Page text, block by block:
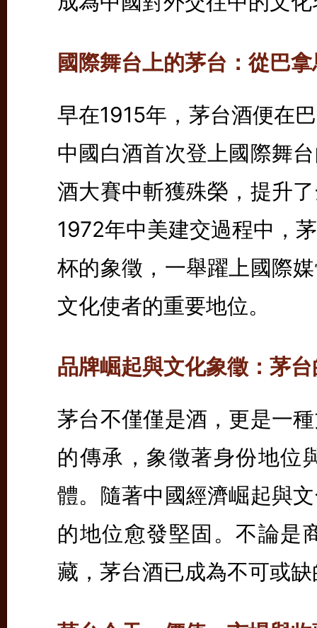
國際舞台上的茅台：從巴
早在1915年，茅台酒便在
中國白酒首次登上國際舞
酒大賽中斬獲殊榮，提升
1972年中美建交過程中，
杯的象徵，一舉躍上國際
文化使者的重要地位。
品牌崛起與文化象徵：茅
茅台不僅僅是酒，更是一
的傳承，象徵著身份地位
體。隨著中國經濟崛起與
的地位愈發堅固。不論是
藏，茅台酒已成為不可或